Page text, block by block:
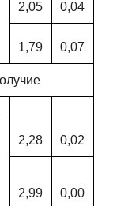
2,05 0,04
1,79 0,07
2,28
0,02
2,99 0,00